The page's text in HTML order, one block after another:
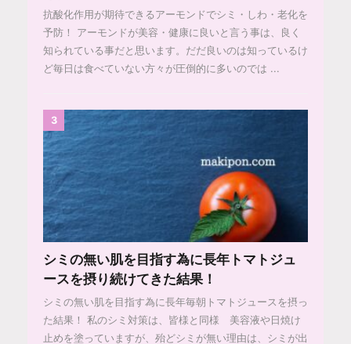
抗酸化作用が期待できるアーモンドでシミ・しわ・老化を
予防！ アーモンドが美容・健康に良いと言う事は、良く
知られている事だと思います。だだ良いのは知っているけ
ど毎日は食べていない方々が圧倒的に多いのでは ...
3
シミの無い肌を目指す為に長年トマトジュ
ースを摂り続けてきた結果！
シミの無い肌を目指す為に長年毎朝トマトジュースを摂っ
た結果！ 私のシミ対策は、皆様と同様 美容液や日焼け
止めを塗っていますが、殆どシミが無い理由は、シミが出